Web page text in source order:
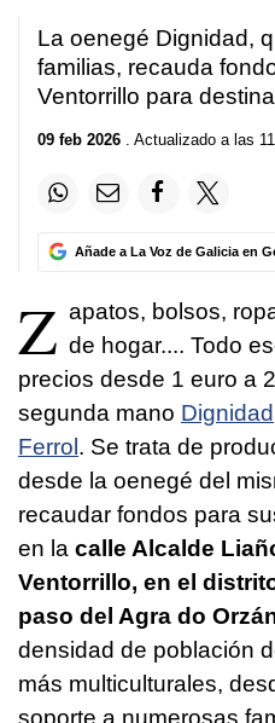
minute,
45
seconds
La oenegé Dignidad,
familias, recauda
Ventorrillo para
09 feb 2026 . Actualizado a las
Añade a La Voz de Galicia en
Z apatos, bolsos,
de hogar.... Todo
precios desde 1 euro a
segunda mano
Ferrol. Se trata de
desde la oenegé del
recaudar fondos para
en la calle Alcalde
Ventorrillo, en el
paso del Agra do
densidad de población
más multiculturales,
soporte a numerosas